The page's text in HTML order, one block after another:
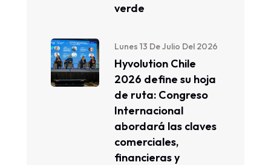
verde
Lunes 13 De Julio Del 2026
Hyvolution Chile
2026 define su hoja
de ruta: Congreso
Internacional
abordará las claves
comerciales,
financieras y